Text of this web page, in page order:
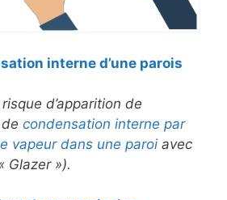
interne d’une parois
d’apparition de
condensation interne par
vapeur dans une paroi avec
Glazer »).